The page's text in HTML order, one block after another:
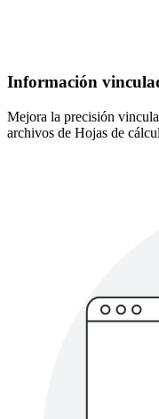
Información
Mejora la precisión
archivos de Hojas de